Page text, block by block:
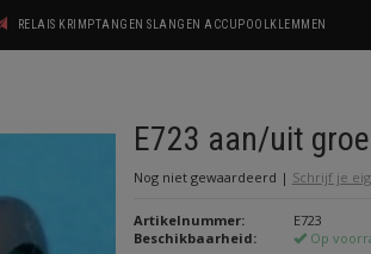
RELAIS KRIMPTANGEN SLANGEN ACCUPOOLKLEMMEN
E723 aan/uit
Nog niet gewaardeerd | Schrijf je
Artikelnummer:
E723
Beschikbaarheid:
Op